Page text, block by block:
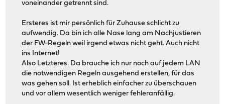
voneinander getrennt sind.
Ersteres ist mir persönlich für Zuhause schlicht zu
aufwendig. Da bin ich alle Nase lang am Nachjustieren
der FW-Regeln weil irgend etwas nicht geht. Auch nicht
ins Internet!
Also Letzteres. Da brauche ich nur noch auf jedem LAN
die notwendigen Regeln ausgehend erstellen, für das
was gehen soll. Ist erheblich einfacher zu überschauen
und vor allem wesentlich weniger fehleranfällig.